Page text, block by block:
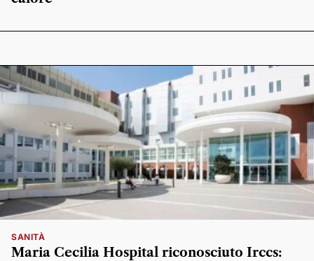
SANITÀ
Maria Cecilia Hospital riconosciuto Irccs: